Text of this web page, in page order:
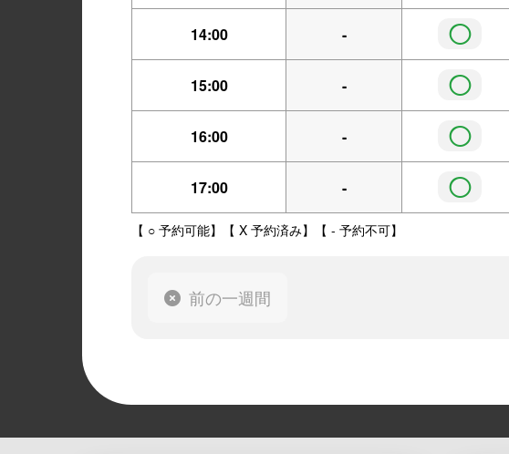
14:00 - ◯
15:00 - ◯
16:00 - ◯
17:00 - ◯
【 ○ 予約可能】【 X 予約済み】【 - 予約不可】
前の一週間